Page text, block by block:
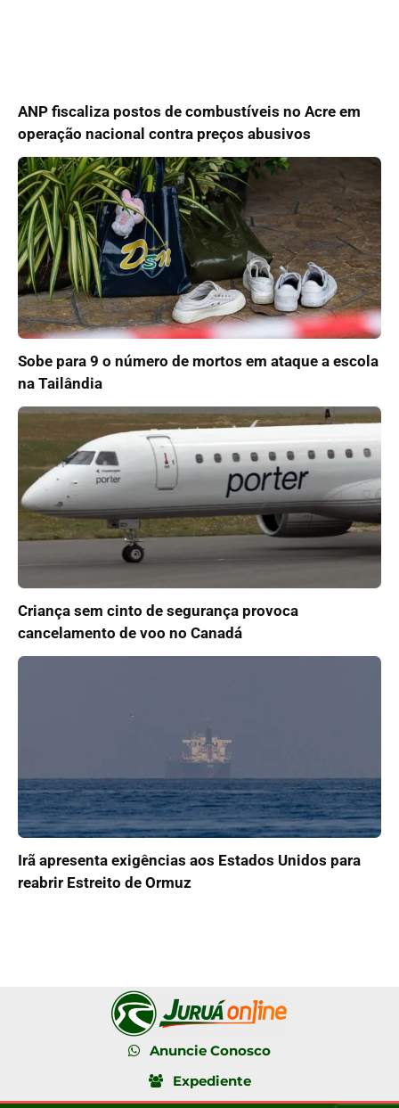
ANP fiscaliza postos de combustíveis no Acre em
operação nacional contra preços abusivos
Sobe para 9 o número de mortos em ataque a escola
na Tailândia
Criança sem cinto de segurança provoca
cancelamento de voo no Canadá
Irã apresenta exigências aos Estados Unidos para
reabrir Estreito de Ormuz
Anuncie Conosco
Expediente